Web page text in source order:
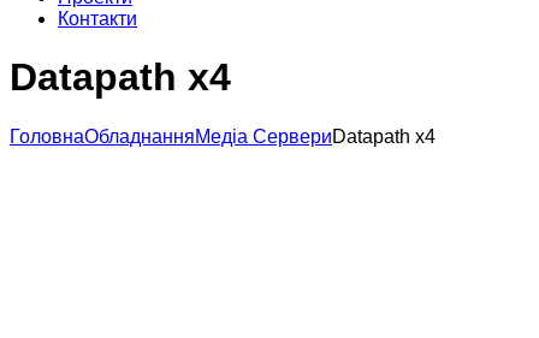
Контакти
Datapath x4
ГоловнаОбладнанняМедіа СервериDatapath x4